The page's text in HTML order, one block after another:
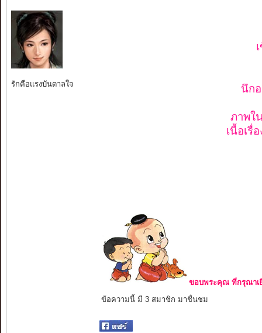
รักคือแรงบันดาลใจ นึก
ภาพใ
เนื้อเรื่
ขอบพระคุณ ที่กรุณาเ
ข้อความนี้ มี 3 สมาชิก มาชื่นชม